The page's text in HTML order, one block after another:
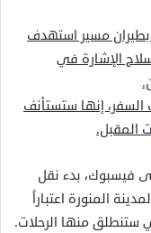
بطيران مسير استهدف
الإشارة في
إنها ستستأنف
المقبل.
فيسبوك، بدء نقل
المنورة اعتباراً